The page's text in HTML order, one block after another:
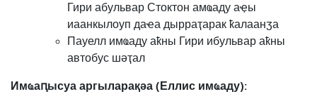
Гири абульвар Стоктон амҩаду аҿы
иаанкылоуп даҽа дырраҭарак ҟалаанӡа
Пауелл имҩаду аҟны Гири ибульвар аҟны
автобус шәҭал
Имҩаԥысуа аргыларақәа (Еллис имҩаду):